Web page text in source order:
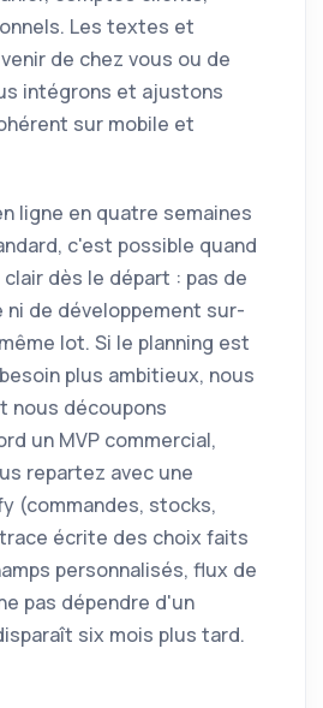
Les textes et
de chez vous ou de
intégrons et ajustons
sur mobile et
ligne en quatre semaines
c'est possible quand
dès le départ : pas de
de développement sur-
lot. Si le planning est
plus ambitieux, nous
nous découpons
un MVP commercial,
repartez avec une
(commandes, stocks,
écrite des choix faits
personnalisés, flux de
pas dépendre d'un
six mois plus tard.